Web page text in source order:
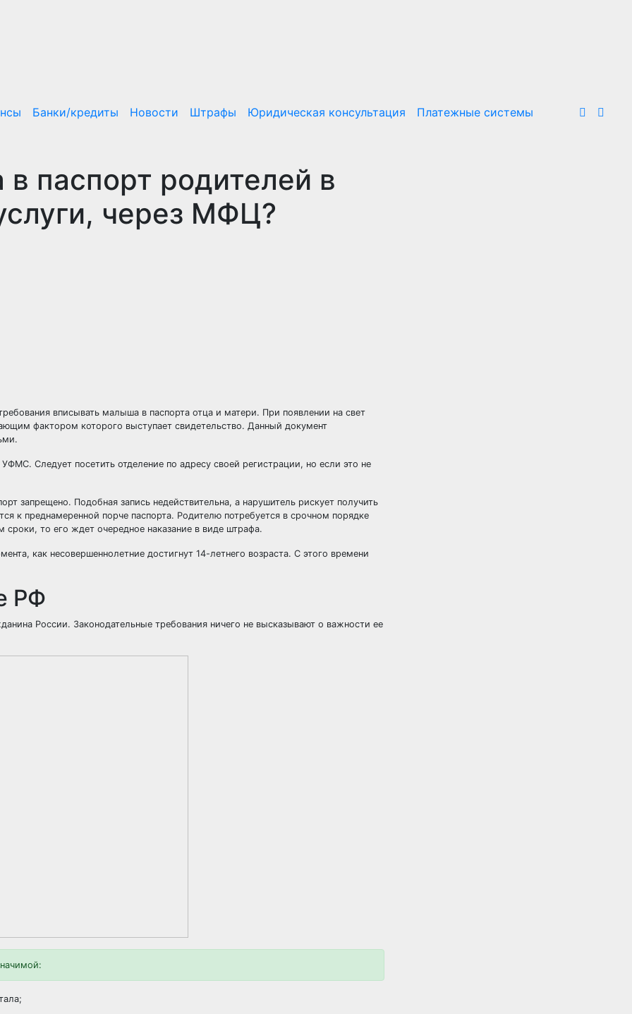
Банки/кредиты Новости Штрафы Юридическая консультация Платежные системы
в паспорт родителей в
через МФЦ?
вписывать малыша в паспорта отца и матери. При появлении на свет
фактором которого выступает свидетельство. Данный документ
Следует посетить отделение по адресу своей регистрации, но если это не
запрещено. Подобная запись недействительна, а нарушитель рискует получить
к преднамеренной порче паспорта. Родителю потребуется в срочном порядке
сроки, то его ждет очередное наказание в виде штрафа.
как несовершеннолетние достигнут 14-летнего возраста. С этого времени
РФ
России. Законодательные требования ничего не высказывают о важности ее